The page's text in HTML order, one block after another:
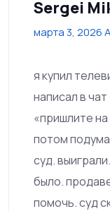
Sergei
марта 3, 2026
я купил
написал в
«пришлите на
потом
суд.
было.
помочь. суд